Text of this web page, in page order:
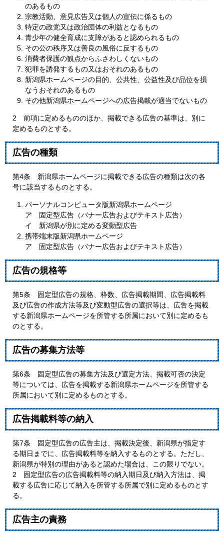
のあるもの
宗教活動、意見広告又は個人の宣伝に係るもの
特定の政党又は政治団体の利益となるもの
青少年の健全育成に支障があると認められるもの
その公の秩序又は善良の風俗に反するもの
消費者保護の観点からふさわしくないもの
犯罪を誘発するもの又はおそれのあるもの
新潟県ホームページの目的、公共性、公益性及び品位を損
なうおそれのあるもの
その他新潟県ホームページへの広告掲載が適当でないもの
2 前項に定めるもののほか、掲載できる広告の基準は、別に
定めるものとする。
広告の種類
第4条 新潟県ホームページに掲載できる広告の種類は次の各
号に該当するものとする。
パーソナルコンピュータ版新潟県ホームページ
ア 固定型広告（バナー広告およびテキスト広告）
イ 新潟県が別に定める変動型広告
携帯端末版新潟県ホームページ
ア 固定型広告（バナー広告およびテキスト広告）
広告の規格等
第5条 固定型広告の規格、枠数、広告掲載期間、広告掲載料
及び広告の作成方法等及び変動型広告の選択等は、広告を掲載
する新潟県ホームページを所管する所属において別に定めるも
のとする。
広告の募集方法等
第6条 固定型広告の募集方法及び選定方法、掲載可否の決定
等については、広告を掲載する新潟県ホームページを所管する
所属において別に定めるものとする。
広告掲載料等の納入
第7条 固定型広告の広告主は、掲載決定後、新潟県が指定す
る期日までに、広告掲載料等を納入するものとする。ただし、
新潟県が特別の理由があると認めた場合は、この限りでない。
2 固定型広告の広告掲載料等の納入期日及び納入方法は、掲
載する広告に応じて納入を所管する所属で別に定めるものとす
る。
広告主の責務